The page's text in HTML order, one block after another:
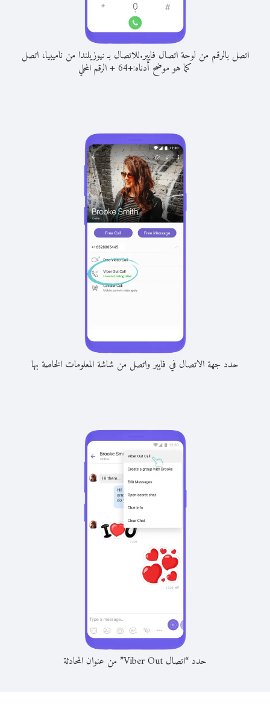
اتصل بالرقم من لوحة اتصال فايبر.للاتصال بـ نيوزيلندا من ناميبيا، اتصل
كما هو موضح أدناه:+
64
+الرقم المحلي
حدد جهة الاتصال في فايبر واتصل من شاشة المعلومات الخاصة بها
حدد “اتصال Viber Out” من عنوان المحادثة